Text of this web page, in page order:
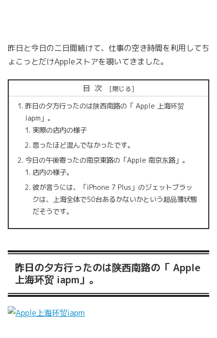
昨日と今日の二日間続けて、仕事の空き時間を利用してち
ょこっとだけAppleストアを覗いてきました。
目次
昨日の夕方行ったのは陕西南路の「 Apple 上海环贸
iapm」。
実際の店内の様子
思ったほど混んでなかったです。
今日の午後寄ったの南京東路の「Apple 南京东路」。
店内の様子。
彼が言うには、「iPhone 7 Plus」のジェットブラッ
クは、上海全体で50台あるかないかという超品薄状態
だそうです。
昨日の夕方行ったのは陕西南路の「 Apple
上海环贸 iapm」。